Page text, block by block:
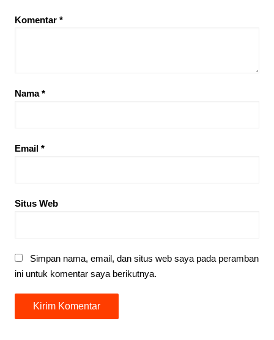
Komentar *
Nama*
Email *
Situs Web
Simpan nama, email, dan situs web saya pada peramban
ini untuk komentar saya berikutnya.